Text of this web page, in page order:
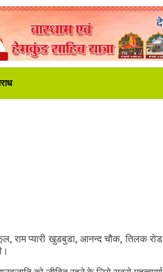
राम प्यारी खुडबुडा, आनन्द चौक, तिलक रोड